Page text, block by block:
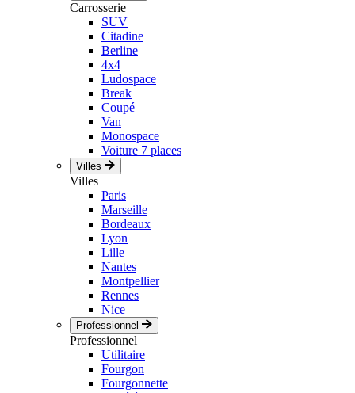
Carrosserie
SUV
Citadine
Berline
4x4
Ludospace
Break
Coupé
Van
Monospace
Voiture 7 places
Villes
Villes
Paris
Marseille
Bordeaux
Lyon
Lille
Nantes
Montpellier
Rennes
Nice
Professionnel
Professionnel
Utilitaire
Fourgon
Fourgonnette